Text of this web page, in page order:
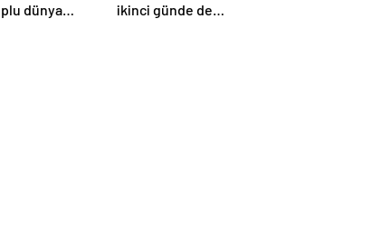
dünya
ikinci günde de